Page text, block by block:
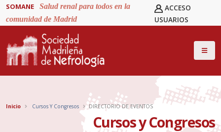
SOMANE
Salud renal para todos en la
comunidad de Madrid
ACCESO
USUARIOS
Inicio Cursos Y Congresos DIRECTORIO DE EVENTOS
Cursos y Congresos